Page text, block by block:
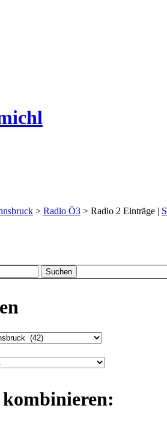
> Radio Ö3 > Radio 2 Einträge |
Suchen